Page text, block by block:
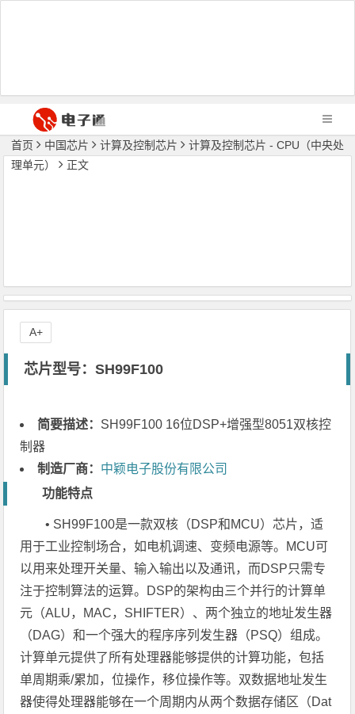
首页 中国芯片 计算及控制芯片
计算及控制芯片 - CPU（中央处
理单元）
正文
芯片型号：SH99F100
简要描述： SH99F100 16位DSP+增强型8051双核控
制器
制造厂商： 中颖电子股份有限公司
功能特点
• SH99F100是一款双核（DSP和MCU）芯片，适
用于工业控制场合，如电机调速、变频电源等。MCU可
以用来处理开关量、输入输出以及通讯，而DSP只需专
注于控制算法的运算。DSP的架构由三个并行的计算单
元（ALU，MAC，SHIFTER）、两个独立的地址发生器
（DAG）和一个强大的程序序列发生器（PSQ）组成。
计算单元提供了所有处理器能够提供的计算功能，包括
单周期乘/累加，位操作，移位操作等。双数据地址发生
器使得处理器能够在一个周期内从两个数据存储区（Dat
A+